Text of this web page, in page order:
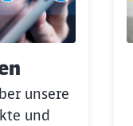
unsere
und